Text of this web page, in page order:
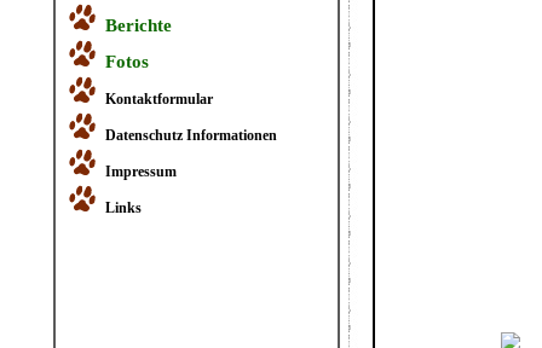
Berichte
Fotos
Kontaktformular
Datenschutz Informationen
Impressum
Links